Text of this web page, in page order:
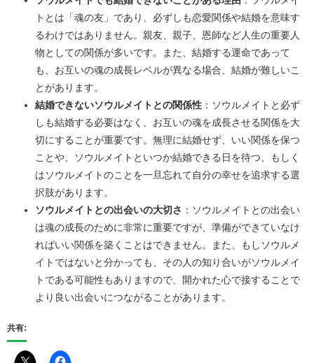
トとは「魂の友」であり、必ずしも恋愛関係や結婚を意味す
るわけではありません。親友、親子、恩師など人生の重要人
物としての関係が多いです。また、結婚する運命であって
も、お互いの魂の成長レベルが異なる場合、結婚が難しいこ
とがあります。
結婚できないソウルメイトとの関係性 ：ソウルメイトと必ず
しも結婚する必要はなく、お互いの魂を成長させる関係を大
切にすることが重要です。無理に結婚せず、いい関係を保つ
ことや、ソウルメイトといつか結婚できる日を待つ、もしく
はソウルメイトのことを一旦忘れて自分の幸せを追求する選
択肢があります。
ソウルメイトとの出会いの大切さ ：ソウルメイトとの出会い
は魂の成長のために非常に重要ですが、準備ができていなけ
ればいい関係を築くことはできません。また、もしソウルメ
イトではないと分かっても、その人の知り合いがソウルメイ
トである可能性もありますので、開かれた心で接することで
より良い出会いにつながることがあります。
共有: